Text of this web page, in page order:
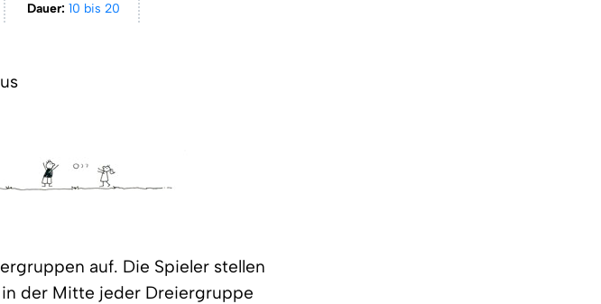
Dauer:10 bis 20
auf. Die Spieler stellen
der Mitte jeder Dreiergruppe